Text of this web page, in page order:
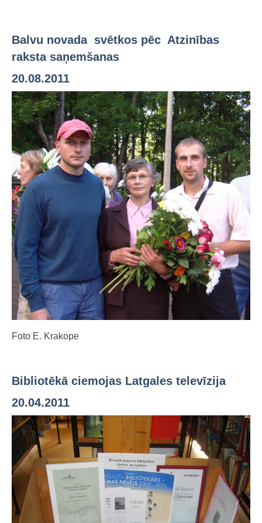
Bērnu, jauniešu un vecāku žūrija
Darbs ar tiešsaites katalogu
Preses izdevumi
Publicitāte
Noderīgas saites
Balvu novada svētkos pēc Atzinības
raksta saņemšanas
20.08.2011
Foto E. Krakope
Bibliotēkā ciemojas Latgales televīzija
20.04.2011